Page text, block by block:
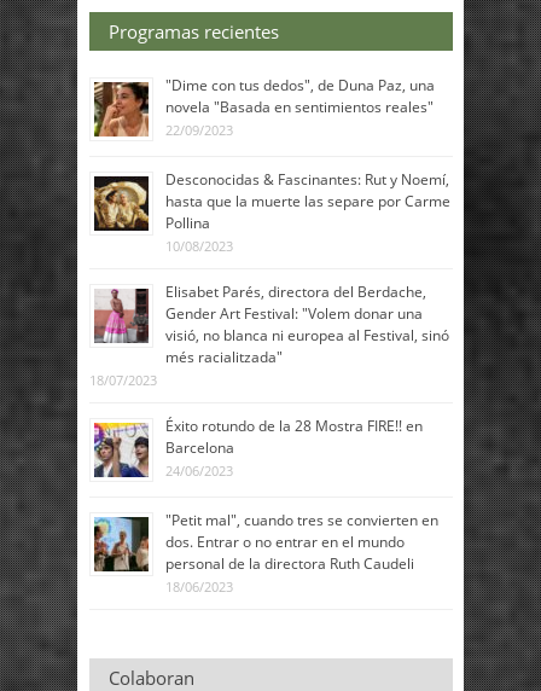
Programas recientes
"Dime con tus dedos", de Duna Paz, una
novela "Basada en sentimientos reales"
22/09/2023
Desconocidas & Fascinantes: Rut y Noemí,
hasta que la muerte las separe por Carme
Pollina
10/08/2023
Elisabet Parés, directora del Berdache,
Gender Art Festival: "Volem donar una
visió, no blanca ni europea al Festival, sinó
més racialitzada"
18/07/2023
Éxito rotundo de la 28 Mostra FIRE!! en
Barcelona
24/06/2023
"Petit mal", cuando tres se convierten en
dos. Entrar o no entrar en el mundo
personal de la directora Ruth Caudeli
18/06/2023
Colaboran